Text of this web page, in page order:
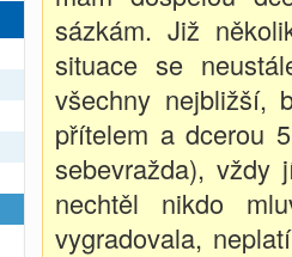
sázkám. Již
situace se
všechny nejbližší,
přítelem a dcerou
sebevražda),
nechtěl nikdo
vygradovala,